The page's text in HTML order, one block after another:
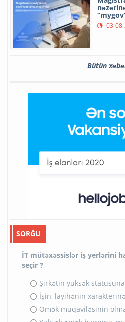
03-
Bütün
SORĞU
İT mütəxəssislər iş yerlərini
seçir ?
Şirkətin yüksək
İşin, layihənin
Əmək müqaviləsinin